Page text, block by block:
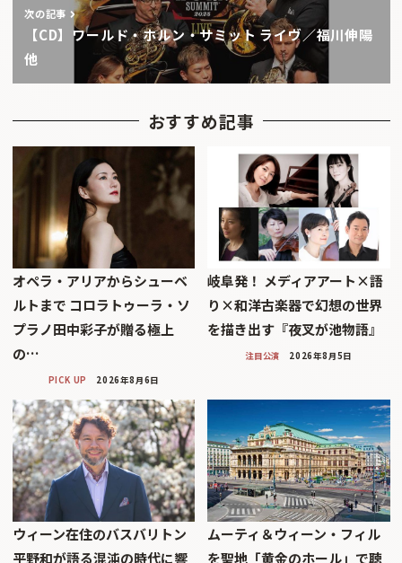
次の記事
【CD】ワールド・ホルン・サミット ライヴ／福川伸陽
他
おすすめ記事
オペラ・アリアからシューベ
ルトまで コロラトゥーラ・ソ
プラノ田中彩子が贈る極上
の…
PICK UP 2026年8月6日
岐阜発！ メディアアート×語
り×和洋古楽器で幻想の世界
を描き出す『夜叉が池物語』
注目公演 2026年8月5日
ウィーン在住のバスバリトン
平野和が語る混沌の時代に響
ムーティ＆ウィーン・フィル
を聖地「黄金のホール」で聴